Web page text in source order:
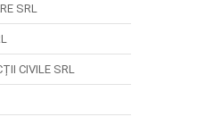
SRL
CIVILE SRL